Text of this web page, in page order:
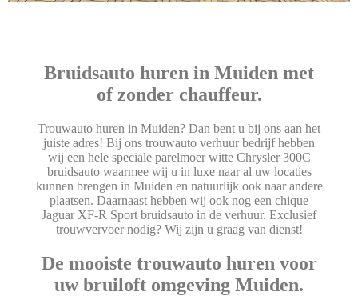
Bruidsauto huren in Muiden met
of zonder chauffeur.
Trouwauto huren in Muiden? Dan bent u bij ons aan het
juiste adres! Bij ons trouwauto verhuur bedrijf hebben
wij een hele speciale parelmoer witte Chrysler 300C
bruidsauto waarmee wij u in luxe naar al uw locaties
kunnen brengen in Muiden en natuurlijk ook naar andere
plaatsen. Daarnaast hebben wij ook nog een chique
Jaguar XF-R Sport bruidsauto in de verhuur. Exclusief
trouwvervoer nodig? Wij zijn u graag van dienst!
De mooiste trouwauto huren voor
uw bruiloft omgeving Muiden.